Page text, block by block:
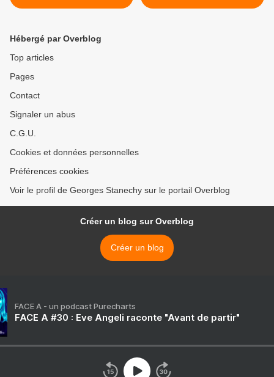
Hébergé par Overblog
Top articles
Pages
Contact
Signaler un abus
C.G.U.
Cookies et données personnelles
Préférences cookies
Voir le profil de Georges Stanechy sur le portail Overblog
Créer un blog sur Overblog
Créer un blog
FACE A - un podcast Purecharts
FACE A #30 : Eve Angeli raconte "Avant de partir"